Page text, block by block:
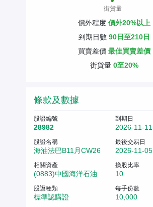
街貨量
價外程度 價外20%以上
到期日數 90日至210日
買賣差價 最佳買賣差價
街貨量 0至20%
條款及數據
股證編號
28982
到期日
2026-11-11
股證名稱
海油法巴B11月CW26
最後交易日
2026-11-05
相關資產
(0883)中國海洋石油
換股比率
10
股證種類
標準認購證
每手份數
10,000